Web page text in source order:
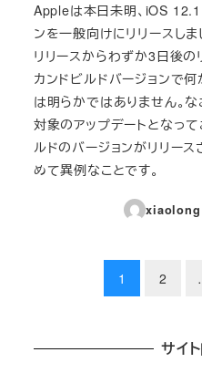
Appleは本日未明、iOS
ンを一般向けにリリースし
リリースからわずか3日後の
カンドビルドバージョンで
は明らかではありません。
対象のアップデートとなっ
ルドのバージョンがリリー
めて異例なことです。
xiaolong
の
1 2
サイ